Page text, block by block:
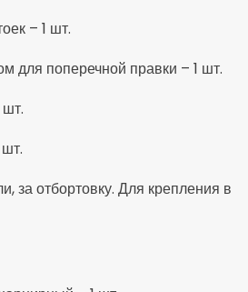
– 1 шт.
для поперечной правки – 1 шт.
за отбортовку. Для крепления в